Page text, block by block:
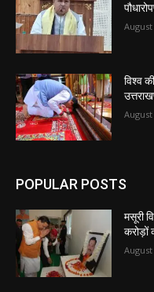
August
विश्व
August
POPULAR POSTS
मसूरी
करोड़ों
August